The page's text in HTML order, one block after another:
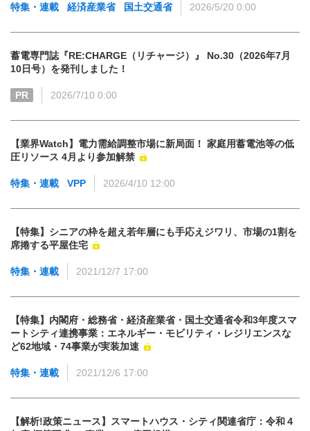
特集・連載 経済産業省 国土交通省 2026/5/20 0:00
蓄電専門誌『RE:CHARGE（リチャージ）』 No.30（2026年7月
10日号）を発刊しました！
PR 2026/7/10 0:00
【業界Watch】電力需給調整市場に新局面！ 家庭用蓄電池等の低
圧リソース 4月より参加解禁
特集・連載 VPP 2026/4/10 12:00
【特集】シニアの枠を超え若年層にも手応えジワリ、市場の1割を
席捲する平屋住宅
特集・連載 2021/12/7 17:00
【特集】内閣府・総務省・経済産業省・国土交通省令和3年度スマ
ートシティ連携事業：エネルギー・モビリティ・レジリエンスな
ど62地域・74事業が実装加速
特集・連載 2021/12/6 17:00
【解析!政策ニュース】スマートハウス・シティ関連省庁：令和４